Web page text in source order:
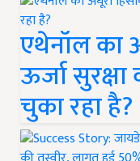
एथेनॉल का
ऊर्जा
चुका रहा है?